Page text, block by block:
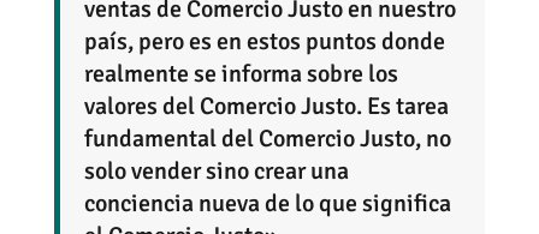
ventas de Comercio Justo en nuestro
país, pero es en estos puntos donde
realmente se informa sobre los
valores del Comercio Justo. Es tarea
fundamental del Comercio Justo, no
solo vender sino crear una
conciencia nueva de lo que significa